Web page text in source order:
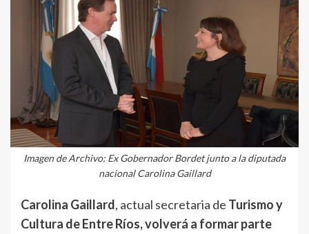
Imagen de Archivo: Ex Gobernador Bordet junto a la diputada
nacional Carolina Gaillard
Carolina Gaillard, actual secretaria de Turismo y
Cultura de Entre Ríos, volverá a formar parte